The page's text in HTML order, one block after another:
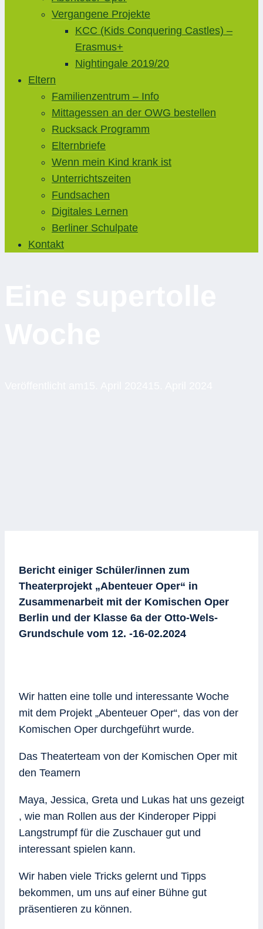
Vergangene Projekte
KCC (Kids Conquering Castles) –
Erasmus+
Nightingale 2019/20
Eltern
Familienzentrum – Info
Mittagessen an der OWG bestellen
Rucksack Programm
Elternbriefe
Wenn mein Kind krank ist
Unterrichtszeiten
Fundsachen
Digitales Lernen
Berliner Schulpate
Kontakt
Bericht einiger Schüler/innen zum
Theaterprojekt „Abenteuer Oper“ in
Zusammenarbeit mit der Komischen Oper
Berlin und der Klasse 6a der Otto-Wels-
Grundschule vom 12. -16-02.2024
Wir hatten eine tolle und interessante Woche
mit dem Projekt „Abenteuer Oper“, das von der
Komischen Oper durchgeführt wurde.
Das Theaterteam von der Komischen Oper mit
den Teamern
Maya, Jessica, Greta und Lukas hat uns gezeigt
, wie man Rollen aus der Kinderoper Pippi
Langstrumpf für die Zuschauer gut und
interessant spielen kann.
Wir haben viele Tricks gelernt und Tipps
bekommen, um uns auf einer Bühne gut
präsentieren zu können.